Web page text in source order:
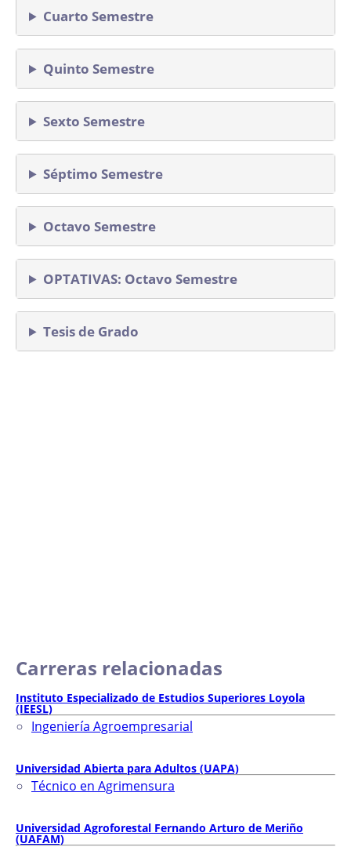
Cuarto Semestre
Quinto Semestre
Sexto Semestre
Séptimo Semestre
Octavo Semestre
OPTATIVAS: Octavo Semestre
Tesis de Grado
Carreras relacionadas
Instituto Especializado de Estudios Superiores Loyola
(IEESL)
Ingeniería Agroempresarial
Universidad Abierta para Adultos (UAPA)
Técnico en Agrimensura
Universidad Agroforestal Fernando Arturo de Meriño
(UAFAM)